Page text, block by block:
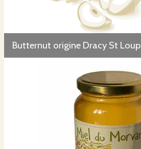
Butternut origine Dracy St Loup